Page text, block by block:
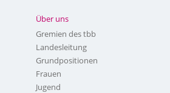
Über uns
Gremien des tbb
Landesleitung
Grundpositionen
Frauen
Jugend